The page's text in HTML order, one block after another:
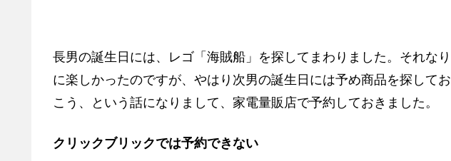
長男の誕生日には、レゴ「海賊船」を探してまわりました。それなり
に楽しかったのですが、やはり次男の誕生日には予め商品を探してお
こう、という話になりまして、家電量販店で予約しておきました。
クリックブリックでは予約できない